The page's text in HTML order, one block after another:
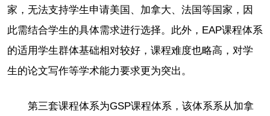
家，无法支持学生申请美国、加拿大、法国等国家，因
此需结合学生的具体需求进行选择。此外，EAP课程体系
的适用学生群体基础相对较好，课程难度也略高，对学
生的论文写作等学术能力要求更为突出。
第三套课程体系为GSP课程体系，该体系系从加拿